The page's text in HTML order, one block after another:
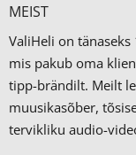
MEIST
ValiHeli on
mis pakub oma
tipp-brändilt. Meilt
muusikasõber,
tervikliku audio-